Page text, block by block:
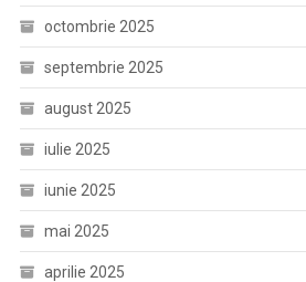
octombrie 2025
septembrie 2025
august 2025
iulie 2025
iunie 2025
mai 2025
aprilie 2025